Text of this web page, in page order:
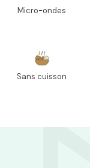
Micro-ondes
Sans cuisson